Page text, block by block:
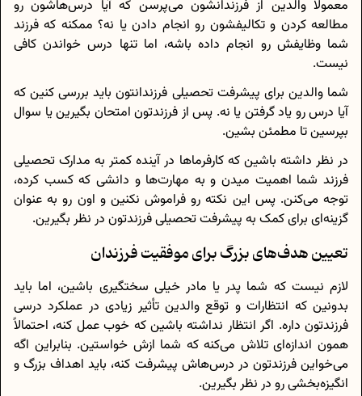
معمولا والدین از فرزندانشون می‌پرسن که آیا درس‌هاشون رو
مطالعه کردن و تکالیفشون رو انجام دادن یا نه؟ ممکنه که فرزند
شما وظایفش رو انجام داده باشه، اما تنها درس خواندن کافی
نیست.
شما والدین برای پیشرفت تحصیلی فرزندانتون باید بررسی کنین که
آیا درس رو یاد گرفتن یا نه. پس از فرزندتون امتحان بگیرین یا سوال
بپرسین تا مطمئن بشین.
در نظر داشته باشین که کارفرماها در آینده کمتر به مدارک تحصیلی
فرزند شما اهمیت میدن و به مهارت‌ها و دانشی که کسب کرده،
توجه می‌کنن. پس این نکته رو فراموش نکنین و اون رو به عنوان
گزینه‌‎ای برای کمک به پیشرفت تحصیلی فرزندتون در نظر بگیرین.
تعیین هدف‌های بزرگ برای موفقیت فرزندان
لازم نیست که شما پدر یا مادر خیلی سختگیری باشین، اما باید
بدونین که انتظارات و توقع والدین تأثیر زیادی در عملکرد درسی
فرزندتون داره. اگر انتظار نداشته باشین که خوب عمل کنه، احتمالاً
همون اندازه‌ای تلاش می‌کنه که شما ازش خواستین. بنابراین اگه
می‌خواین فرزندتون در درس‌هاش پیشرفت کنه، باید اهداف بزرگ و
انگیزه‌بخشی رو در نظر بگیرین.